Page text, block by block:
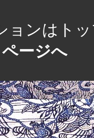
ンはトッ
ページへ